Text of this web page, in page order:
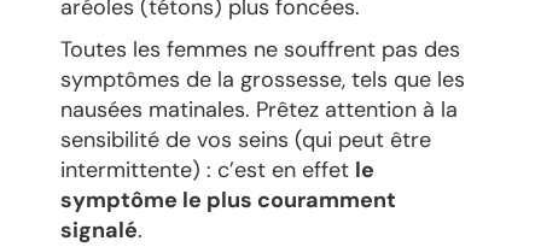
aréoles (tétons) plus foncées.
Toutes les femmes ne souffrent pas des
symptômes de la grossesse, tels que les
nausées matinales. Prêtez attention à la
sensibilité de vos seins (qui peut être
intermittente) : c’est en effet le
symptôme le plus couramment
signalé.